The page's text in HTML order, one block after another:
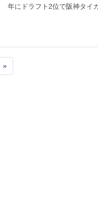
年にドラフト2位で阪神タイ
»